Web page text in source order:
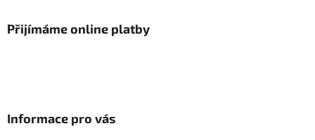
Přijímáme online platby
Informace pro vás